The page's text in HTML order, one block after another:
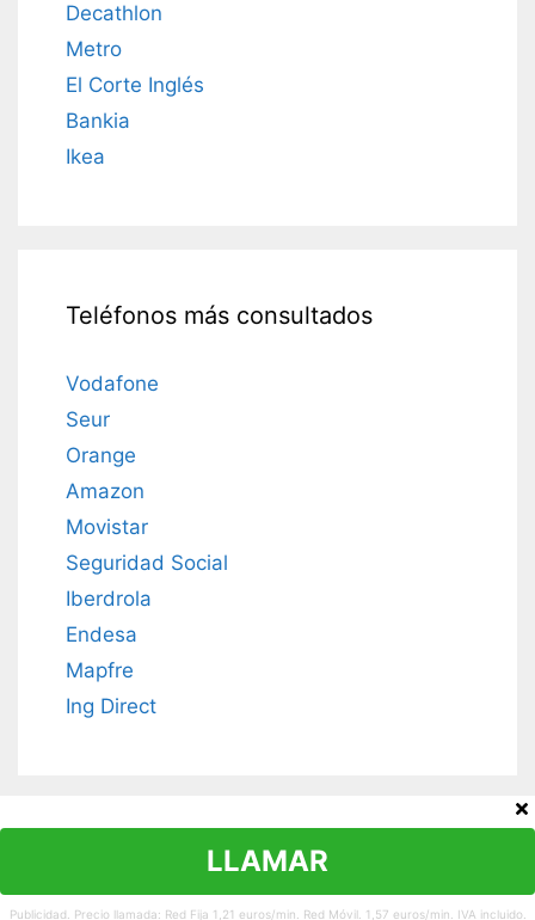
Decathlon
Metro
El Corte Inglés
Bankia
Ikea
Teléfonos más consultados
Vodafone
Seur
Orange
Amazon
Movistar
Seguridad Social
Iberdrola
Endesa
Mapfre
Ing Direct
© 2026 Teléfono y Horario•Aviso Legal
LLAMAR
Publicidad. Precio llamada: Red Fija 1,21 euros/min. Red Móvil. 1,57 euros/min. IVA incluido.